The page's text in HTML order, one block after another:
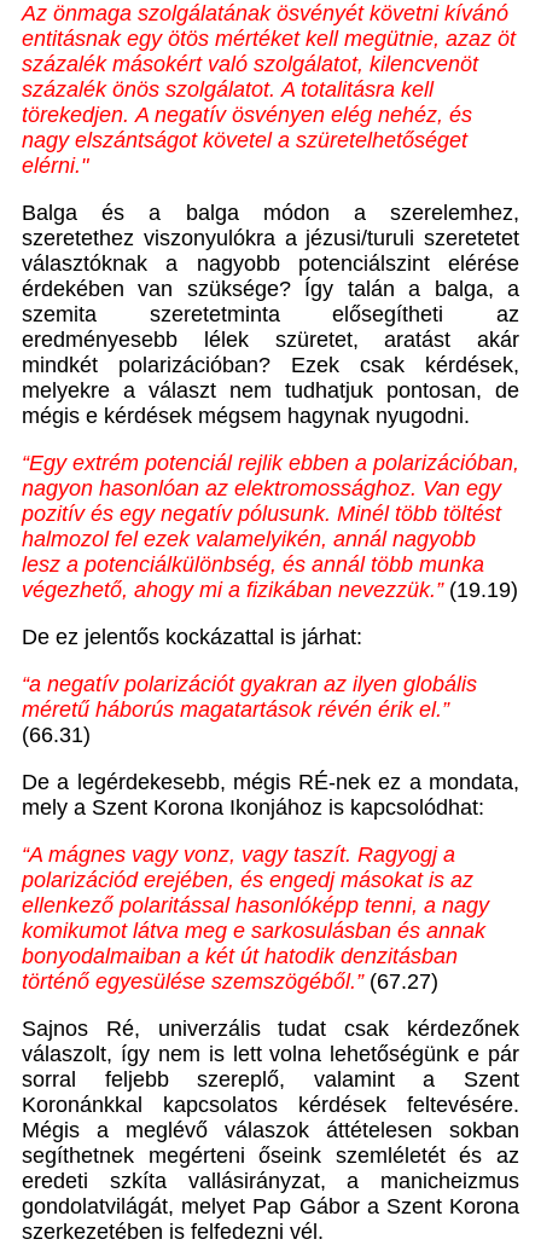
Az önmaga szolgálatának ösvényét követni kívánó
entitásnak egy ötös mértéket kell megütnie, azaz öt
százalék másokért való szolgálatot, kilencvenöt
százalék önös szolgálatot. A totalitásra kell
törekedjen. A negatív ösvényen elég nehéz, és
nagy elszántságot követel a szüretelhetőséget
elérni."
Balga és a balga módon a szerelemhez,
szeretethez viszonyulókra a jézusi/turuli szeretetet
választóknak a nagyobb potenciálszint elérése
érdekében van szüksége? Így talán a balga, a
szemita szeretetminta elősegítheti az
eredményesebb lélek szüretet, aratást akár
mindkét polarizációban? Ezek csak kérdések,
melyekre a választ nem tudhatjuk pontosan, de
mégis e kérdések mégsem hagynak nyugodni.
“Egy extrém potenciál rejlik ebben a polarizációban,
nagyon hasonlóan az elektromossághoz. Van egy
pozitív és egy negatív pólusunk. Minél több töltést
halmozol fel ezek valamelyikén, annál nagyobb
lesz a potenciálkülönbség, és annál több munka
végezhető, ahogy mi a fizikában nevezzük.” (19.19)
De ez jelentős kockázattal is járhat:
“a negatív polarizációt gyakran az ilyen globális
méretű háborús magatartások révén érik el.”
(66.31)
De a legérdekesebb, mégis RÉ-nek ez a mondata,
mely a Szent Korona Ikonjához is kapcsolódhat:
“A mágnes vagy vonz, vagy taszít. Ragyogj a
polarizációd erejében, és engedj másokat is az
ellenkező polaritással hasonlóképp tenni, a nagy
komikumot látva meg e sarkosulásban és annak
bonyodalmaiban a két út hatodik denzitásban
történő egyesülése szemszögéből.”(67.27)
Sajnos Ré, univerzális tudat csak kérdezőnek
válaszolt, így nem is lett volna lehetőségünk e pár
sorral feljebb szereplő, valamint a Szent
Koronánkkal kapcsolatos kérdések feltevésére.
Mégis a meglévő válaszok áttételesen sokban
segíthetnek megérteni őseink szemléletét és az
eredeti szkíta vallásirányzat, a manicheizmus
gondolatvilágát, melyet Pap Gábor a Szent Korona
szerkezetében is felfedezni vél.